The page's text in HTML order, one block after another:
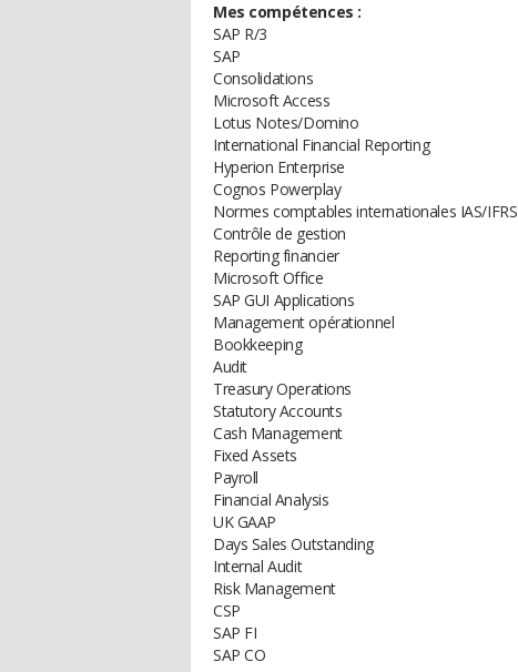
Mes compétences :
SAP R/3
SAP
Consolidations
Microsoft Access
Lotus Notes/Domino
International Financial Reporting
Hyperion Enterprise
Cognos Powerplay
Normes comptables internationales IAS/IFRS
Contrôle de gestion
Reporting financier
Microsoft Office
SAP GUI Applications
Management opérationnel
Bookkeeping
Audit
Treasury Operations
Statutory Accounts
Cash Management
Fixed Assets
Payroll
Financial Analysis
UK GAAP
Days Sales Outstanding
Internal Audit
Risk Management
CSP
SAP FI
SAP CO